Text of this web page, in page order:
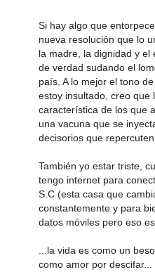
Si hay algo que
nueva resolución que lo
la madre, la dignidad y el
de verdad sudando el
país. A lo mejor el tono
estoy insultado, creo que
característica de los que
una vacuna que se
decisorios que
También yo estar triste,
tengo internet para
S.C (esta casa que
constantemente y para
datos móviles pero eso
...la vida es como un
como amor por descifar...